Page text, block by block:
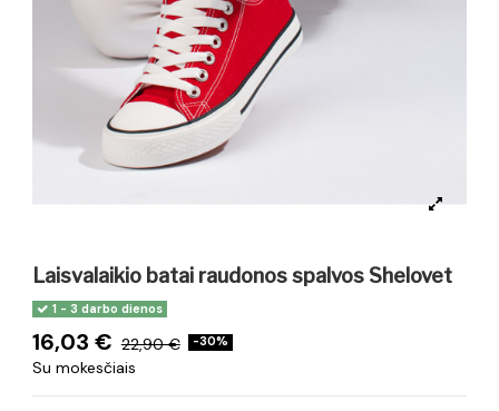
Laisvalaikio batai raudonos spalvos Shelovet
1 - 3 darbo dienos
16,03 € 22,90 € -30%
Su mokesčiais